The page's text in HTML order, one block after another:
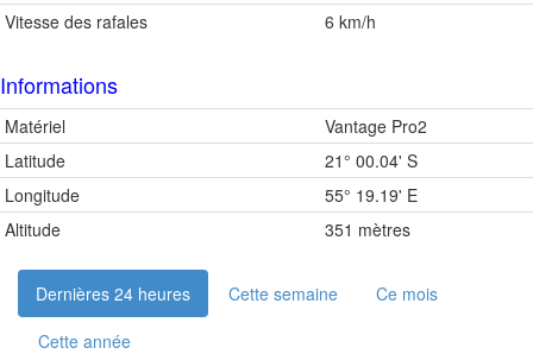
Vitesse des rafales
6 km/h
Informations
Matériel
Vantage Pro2
Latitude
21° 00.04' S
Longitude
55° 19.19' E
Altitude
351 mètres
Dernières 24 heures Cette semaine
Ce mois
Cette année